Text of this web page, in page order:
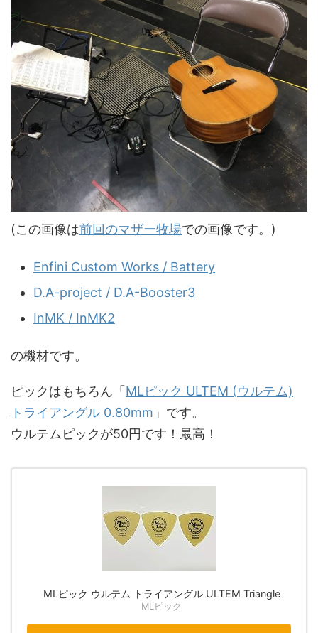
(この画像は前回のマザー牧場での画像です。)
Enfini Custom Works / Battery
D.A-project / D.A-Booster3
InMK / InMK2
の機材です。
ピックはもちろん「MLピック ULTEM (ウルテム)
トライアングル 0.80mm 」です。
ウルテムピックが50円です！最高！
MLピック ウルテム トライアングル ULTEM Triangle
MLピック